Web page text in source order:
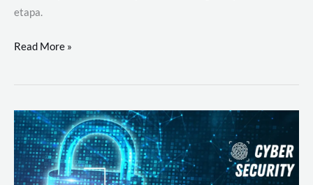
etapa.
DevSecOps
Prática:
Desenvolvimento,
Segurança
e
Operações
Read More »